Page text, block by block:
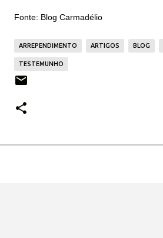
Fonte: Blog Carmadélio
ARREPENDIMENTO ARTIGOS BLOG
TESTEMUNHO